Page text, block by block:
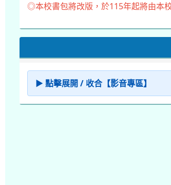
◎本校書包將改版，於115年起將由本
▶ 點擊展開 / 收合【影音專區】